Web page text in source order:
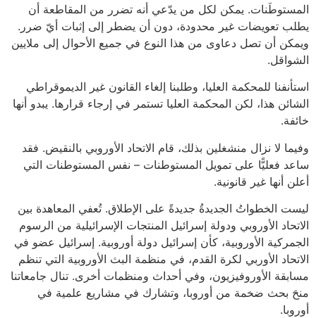
المستوطَنات. يمكن لكل من يدّعي أنه تضرر من المقاطعة أن
يطلب تعويضات غير محدودة، دون أن يضطر إلى إثبات أيّ ضرر.
ويمكن أن تصل دعاوى من هذا النوع في جميع الأحوال إلى ملايين
الشواقل.
استأنفنا للمحكمة العليا، وطلبنا إلغاء القانون غير الديموقراطي
الشائن هذا، لكن المحكمة العليا تستمر في إرجاء قرارها. يبدو أنها
خائفة.
وفيما لا نزال منشغلين بذلك، قام الاتحاد الأوروبي بالنقيض. فقد
ساعد فعليًّا على تمويل المستوطنات – نفس المستوطنات التي
أعلن أنها غير قانونية.
ليست الخطواتُ الجديدةُ جديدةً على الإطلاق. تُعفي المعاهدة بين
الاتحاد الأوروبي ودولة إسرائيل المنتجات الإسرائيلية من الرسوم
الجمركية الأوروبية، كأن إسرائيل دولة أوروبية. إسرائيل عضو في
الاتحاد الأوربي لكرة القدم، في منظمة البث الأوروبية التي تنظم
مسابقة الأوروفيزيون، وفي أحداث ومنظمات أخرى. تنال جامعاتنا
منحَ بحث ضخمة من أوروبا، وتشارك في مشاريع علمية في
أوروبا.